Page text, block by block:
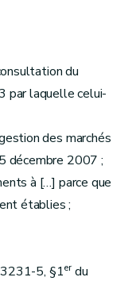
du
par laquelle celui-
des marchés
décembre 2007 ;
à […] parce que
établies ;
5, §1er du